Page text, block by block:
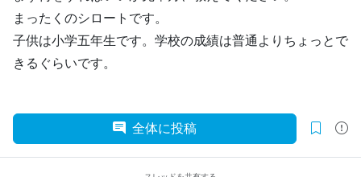
まったくのシロートです。
子供は小学五年生です。学校の成績は普通よりちょっとで
きるぐらいです。
全体に投稿